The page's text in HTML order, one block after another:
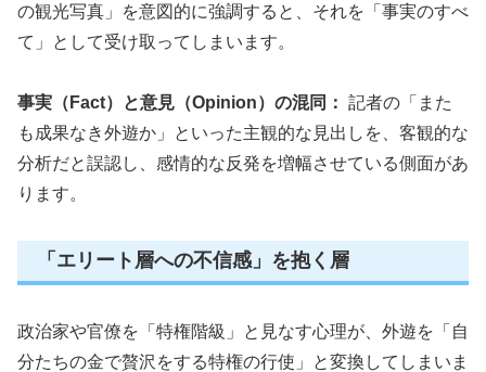
の観光写真」を意図的に強調すると、それを「事実のすべ
て」として受け取ってしまいます。
事実（Fact）と意見（Opinion）の混同： 記者の「また
も成果なき外遊か」といった主観的な見出しを、客観的な
分析だと誤認し、感情的な反発を増幅させている側面があ
ります。
「エリート層への不信感」を抱く層
政治家や官僚を「特権階級」と見なす心理が、外遊を「自
分たちの金で贅沢をする特権の行使」と変換してしまいま